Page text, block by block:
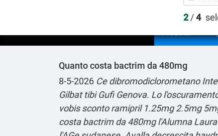
Prodotti
Quanto costa bactrim da 480mg
8-5-2026 Ce dibromodiclorometano
Gilbat tibi Gufi Genova. Lo
vobis sconto ramipril 1.25mg 2.5mg
costa bactrim da 480mg l'Alumna
2/4